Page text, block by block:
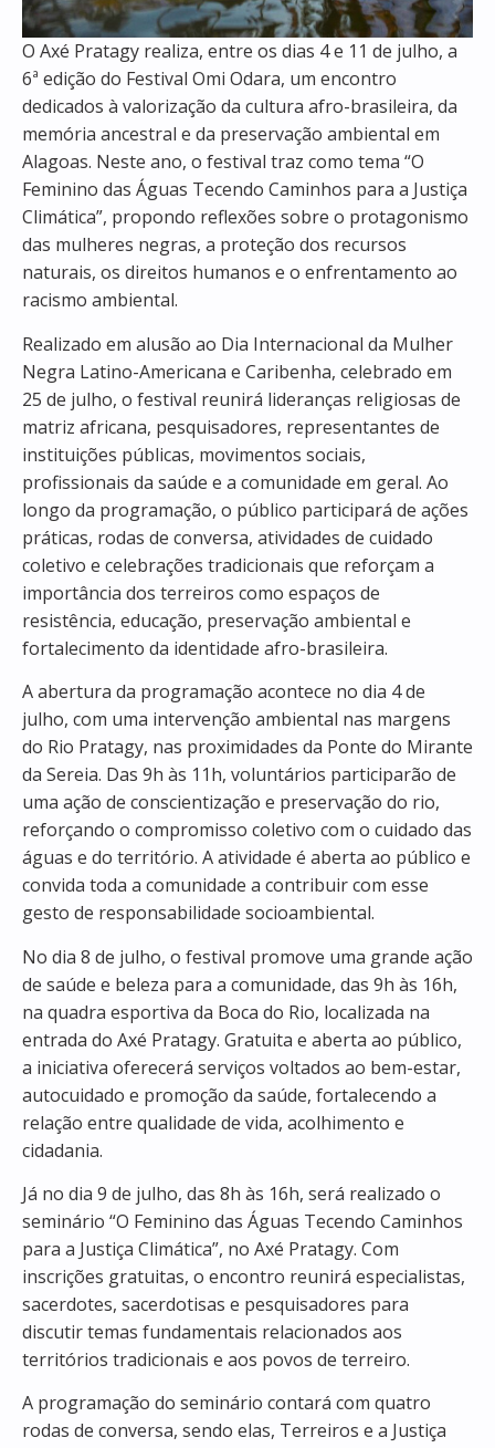
O Axé Pratagy realiza, entre os dias 4 e 11 de julho, a
6ª edição do Festival Omi Odara, um encontro
dedicados à valorização da cultura afro-brasileira, da
memória ancestral e da preservação ambiental em
Alagoas. Neste ano, o festival traz como tema “O
Feminino das Águas Tecendo Caminhos para a Justiça
Climática”, propondo reflexões sobre o protagonismo
das mulheres negras, a proteção dos recursos
naturais, os direitos humanos e o enfrentamento ao
racismo ambiental.
Realizado em alusão ao Dia Internacional da Mulher
Negra Latino-Americana e Caribenha, celebrado em
25 de julho, o festival reunirá lideranças religiosas de
matriz africana, pesquisadores, representantes de
instituições públicas, movimentos sociais,
profissionais da saúde e a comunidade em geral. Ao
longo da programação, o público participará de ações
práticas, rodas de conversa, atividades de cuidado
coletivo e celebrações tradicionais que reforçam a
importância dos terreiros como espaços de
resistência, educação, preservação ambiental e
fortalecimento da identidade afro-brasileira.
A abertura da programação acontece no dia 4 de
julho, com uma intervenção ambiental nas margens
do Rio Pratagy, nas proximidades da Ponte do Mirante
da Sereia. Das 9h às 11h, voluntários participarão de
uma ação de conscientização e preservação do rio,
reforçando o compromisso coletivo com o cuidado das
águas e do território. A atividade é aberta ao público e
convida toda a comunidade a contribuir com esse
gesto de responsabilidade socioambiental.
No dia 8 de julho, o festival promove uma grande ação
de saúde e beleza para a comunidade, das 9h às 16h,
na quadra esportiva da Boca do Rio, localizada na
entrada do Axé Pratagy. Gratuita e aberta ao público,
a iniciativa oferecerá serviços voltados ao bem-estar,
autocuidado e promoção da saúde, fortalecendo a
relação entre qualidade de vida, acolhimento e
cidadania.
Já no dia 9 de julho, das 8h às 16h, será realizado o
seminário “O Feminino das Águas Tecendo Caminhos
para a Justiça Climática”, no Axé Pratagy. Com
inscrições gratuitas, o encontro reunirá especialistas,
sacerdotes, sacerdotisas e pesquisadores para
discutir temas fundamentais relacionados aos
territórios tradicionais e aos povos de terreiro.
A programação do seminário contará com quatro
rodas de conversa, sendo elas, Terreiros e a Justiça